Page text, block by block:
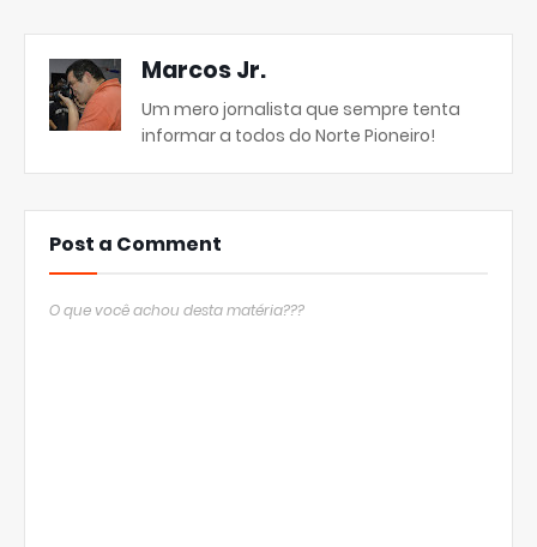
Marcos Jr.
Um mero jornalista que sempre tenta
informar a todos do Norte Pioneiro!
Post a Comment
O que você achou desta matéria???